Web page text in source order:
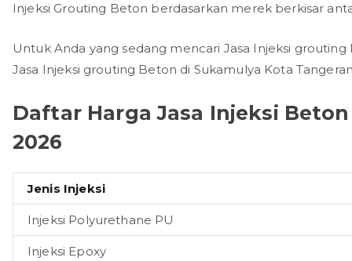
Injeksi Grouting Beton berdasarkan merek berkisar
Untuk Anda yang sedang mencari Jasa Injeksi
Jasa Injeksi grouting Beton di Sukamulya Kota
Daftar Harga Jasa Injeksi
2026
Jenis Injeksi
Injeksi Polyurethane PU
Injeksi Epoxy